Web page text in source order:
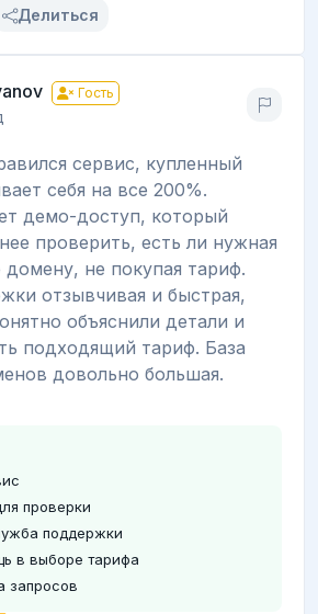
Делиться
Гость
сервис, купленный
себя на все 200%.
демо-доступ, который
проверить, есть ли нужная
не покупая тариф.
отзывчивая и быстрая,
объяснили детали и
подходящий тариф. База
довольно большая.
проверки
поддержки
в выборе тарифа
запросов